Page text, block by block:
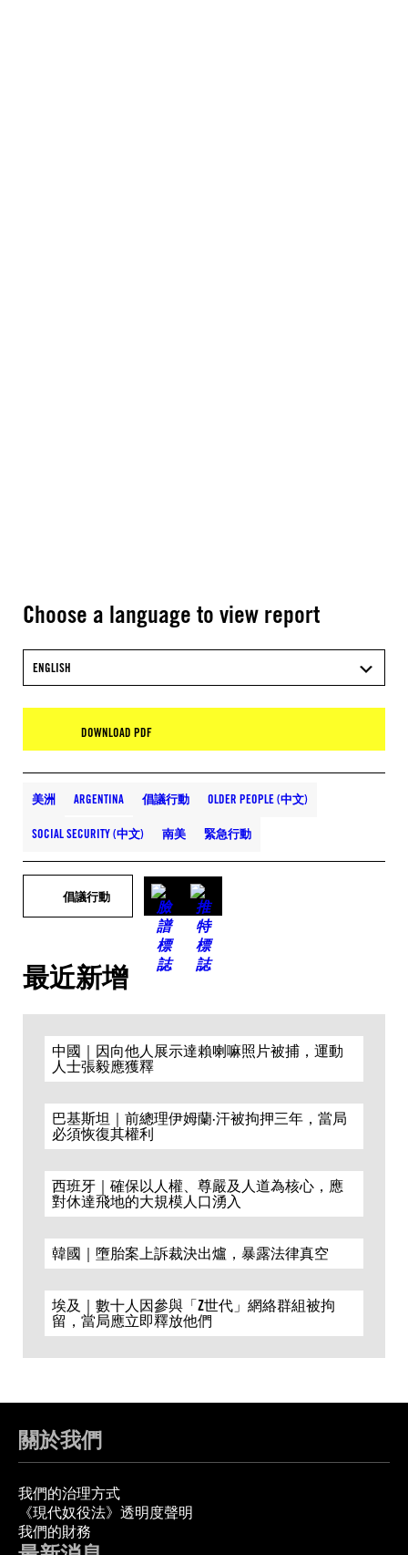
Choose a language to view report
ENGLISH
DOWNLOAD PDF
美洲 ARGENTINA 倡議行動 OLDER PEOPLE (中文)
SOCIAL SECURITY (中文) 南美 緊急行動
倡議行動
最近新增
中國｜因向他人展示達賴喇嘛照片被捕，運動
人士張毅應獲釋
巴基斯坦｜前總理伊姆蘭·汗被拘押三年，當局
必須恢復其權利
西班牙｜確保以人權、尊嚴及人道為核心，應
對休達飛地的大規模人口湧入
韓國｜墮胎案上訴裁決出爐，暴露法律真空
埃及｜數十人因參與「Z世代」網絡群組被拘
留，當局應立即釋放他們
關於我們
我們的治理方式
《現代奴役法》透明度聲明
我們的財務